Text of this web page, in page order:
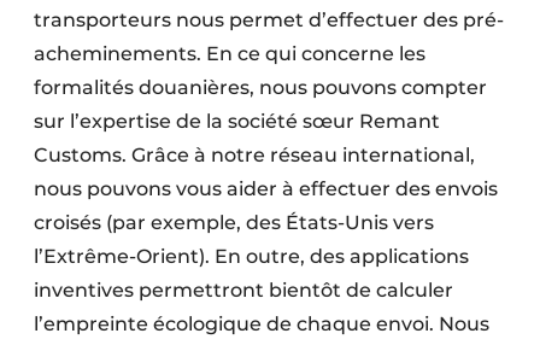
transporteurs nous permet d’effectuer des pré-
acheminements. En ce qui concerne les
formalités douanières, nous pouvons compter
sur l’expertise de la société sœur Remant
Customs. Grâce à notre réseau international,
nous pouvons vous aider à effectuer des envois
croisés (par exemple, des États-Unis vers
l’Extrême-Orient). En outre, des applications
inventives permettront bientôt de calculer
l’empreinte écologique de chaque envoi. Nous